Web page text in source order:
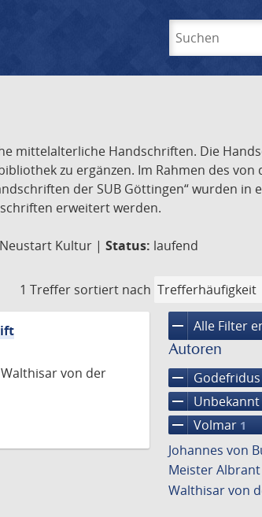
mittelalterliche Handschriften. Die
zu ergänzen. Im Rahmen des von
der SUB Göttingen“ wurden in
erweitert werden.
Kultur | Status: laufend
1 Treffer sortiert nach
remove Alle Filter
Autoren
remove
remove Unbekannt
remove Volmar 1
Johannes von
Meister Albrant
Walthisar von
von der